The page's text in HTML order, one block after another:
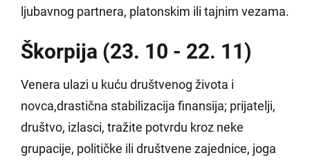
ljubavnog partnera, platonskim ili tajnim vezama.
Škorpija (23. 10 - 22. 11)
Venera ulazi u kuću društvenog života i
novca,drastična stabilizacija finansija; prijatelji,
društvo, izlasci, tražite potvrdu kroz neke
grupacije, političke ili društvene zajednice, joga